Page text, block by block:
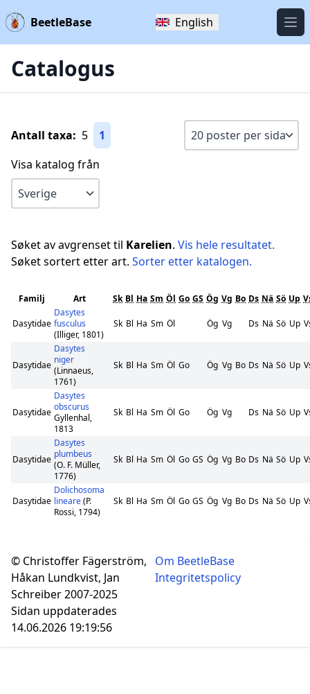
BeetleBase English
Catalogus
Antall taxa: 5
1
Visa katalog från
Søket av avgrenset til Karelien. Vis hele resultatet.
Søket sortert etter art. Sorter etter katalogen.
Familj Art Sk Bl Ha Sm Öl Go GS Ög Vg Bo Ds Nä Sö Up
Dasytidae
Dasytes
fusculus
(Illiger, 1801)
Sk Bl Ha Sm Öl Ög Vg Ds Nä Sö Up
Dasytidae
Dasytes
niger
(Linnaeus,
1761)
Sk Bl Ha Sm Öl Go Ög Vg Bo Ds Nä Sö Up
Dasytidae
Dasytes
obscurus
Gyllenhal,
1813
Sk Bl Ha Sm Öl Go Ög Vg Ds Nä Sö Up
Dasytidae
Dasytes
plumbeus
(O. F. Müller,
1776)
Sk Bl Ha Sm Öl Go GS Ög Vg Bo Ds Nä Sö Up
Dasytidae
Dolichosoma
lineare(P.
Rossi, 1794)
Sk Bl Ha Sm Öl Go GS Ög Vg Bo Ds Nä Sö Up
© Christoffer Fägerström,
Håkan Lundkvist, Jan
Schreiber 2007-2025
Sidan uppdaterades
14.06.2026 19:19:56
Om BeetleBase
Integritetspolicy